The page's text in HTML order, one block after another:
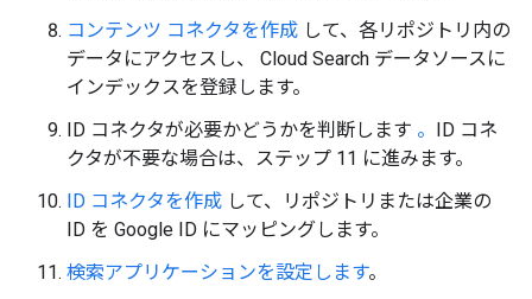
コンテンツ コネクタを作成 して、各リポジトリ内の
データにアクセスし、 Cloud Search データソースに
インデックスを登録します。
ID コネクタが必要かどうかを判断します 。 ID コネ
クタが不要な場合は、ステップ 11 に進みます。
ID コネクタを作成 して、リポジトリまたは企業の
ID を Google ID にマッピングします。
検索アプリケーションを設定します。